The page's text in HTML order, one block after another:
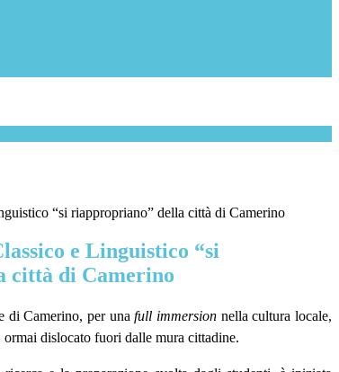
“si riappropriano” della città di Camerino
e Linguistico “si
città di Camerino
di Camerino, per unafull immersion nella cultura locale,
dislocato fuori dalle mura cittadine.